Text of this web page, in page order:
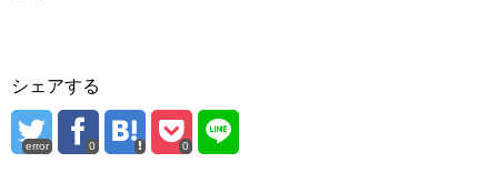
シェアする
error 0 0